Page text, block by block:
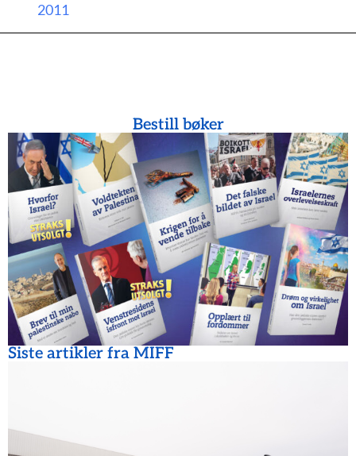
2011
Bestill bøker
Siste artikler fra MIFF